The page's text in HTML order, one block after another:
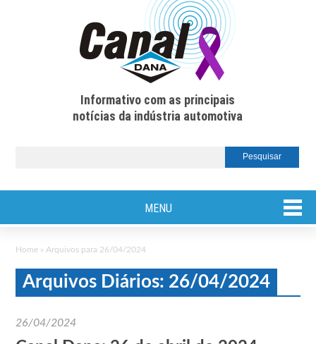
Informativo com as principais
notícias da indústria automotiva
MENU
Home » Arquivos para 26/04/2024
Arquivos Diários: 26/04/2024
26/04/2024